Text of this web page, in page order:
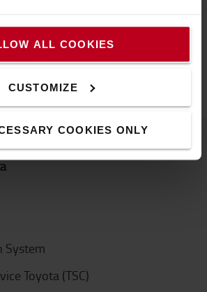
ALL COOKIES
CUSTOMIZE
COOKIES ONLY
System
Toyota (TSC)